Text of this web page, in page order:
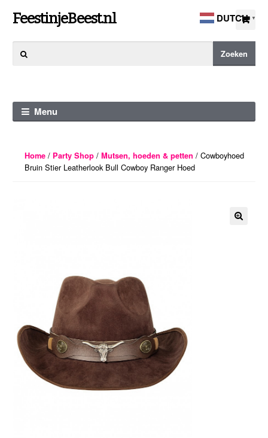
Ga
naar
navigatie
Ga
naar
de
FeestinjeBeest.nl
naar:
Zoeken
Menu
Home/ Party Shop/ Mutsen, hoeden & petten / Cowboyhoed
Bruin Stier Leatherlook Bull Cowboy Ranger Hoed
DUTCH ▼